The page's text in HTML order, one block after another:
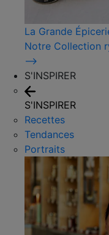
La Grande
Notre Collection
⟶
S'INSPIRER
S'INSPIRER
Recettes
Tendances
Portraits